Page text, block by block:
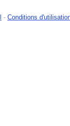
- Conditions